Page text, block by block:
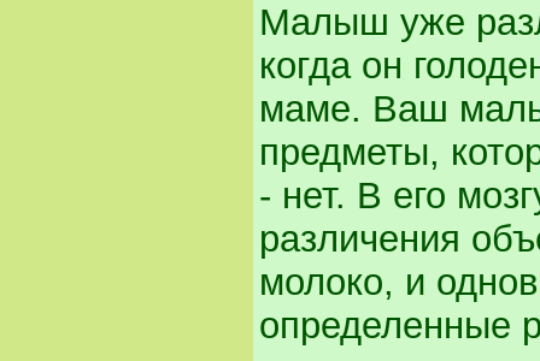
Малыш уже
когда он
маме. Ваш
предметы,
- нет. В его
различения
молоко, и
определенные